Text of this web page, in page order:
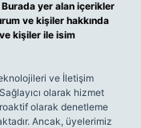
Burada yer alan içerikler
ve kişiler hakkında
kişiler ile isim
ve İletişim
olarak hizmet
olarak denetleme
Ancak, üyelerimiz